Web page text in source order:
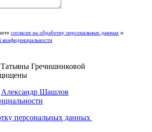
согласие на обработку персональных данных и
конфиденциальности
Гречишниковой
Александр Шашлов
персональных данных